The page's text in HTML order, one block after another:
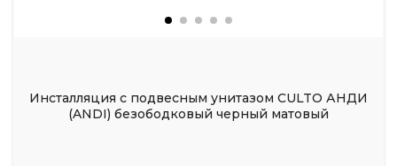
Инсталляция с подвесным унитазом CULTO АНДИ
(ANDI) безободковый черный матовый